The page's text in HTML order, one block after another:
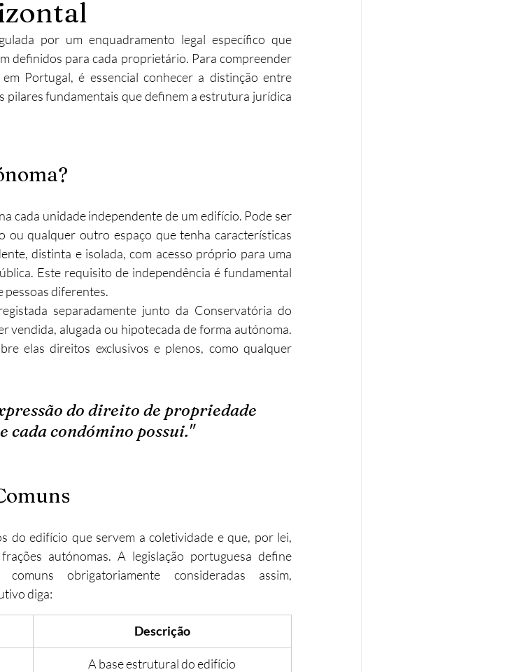
Sustentabilidade Investimento Tributação Imobiliária
por um enquadramento legal específico que
definidos para cada proprietário. Para compreender
pilares fundamentais que definem a estrutura jurídica
cada unidade independente de um edifício. Pode ser
ou qualquer outro espaço que tenha características
distinta e isolada, com acesso próprio para uma
Este requisito de independência é fundamental
pessoas diferentes.
separadamente junto da Conservatória do
vendida, alugada ou hipotecada de forma autónoma.
elas direitos exclusivos e plenos, como qualquer
do direito de propriedade
cada condómino possui."
do edifício que servem a coletividade e que, por lei,
autónomas. A legislação portuguesa define
obrigatoriamente consideradas assim,
diga:
Descrição
A base estrutural do edifício